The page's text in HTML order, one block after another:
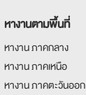
หางานตามพื้นที่
หางาน ภาคกลาง
หางาน ภาคเหนือ
หางาน ภาคตะวันออก